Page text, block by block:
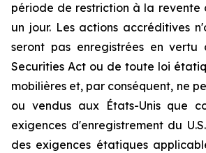
période de restriction à la revente
un jour. Les actions accréditives
seront pas enregistrées en vertu
Securities Act ou de toute loi
mobilières et, par conséquent, ne
ou vendus aux États-Unis que
exigences d'enregistrement du
des exigences étatiques